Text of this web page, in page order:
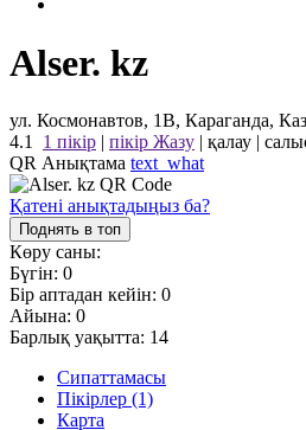
Alser. kz
ул. Космонавтов, 1В, Караганда,
4.1
1 пікір | пікір Жазу | қалау |
QR Анықтама text_what
Қатені анықтадыңыз ба?
Поднять в топ
Көру саны:
Бүгін: 0
Бір аптадан кейін: 0
Айына: 0
Барлық уақытта: 14
Сипаттамасы
Пікірлер (1)
Карта